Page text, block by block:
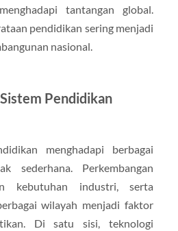
tantangan global.
pendidikan sering menjadi
nasional.
Pendidikan
menghadapi berbagai
sederhana. Perkembangan
kebutuhan industri, serta
wilayah menjadi faktor
Di satu sisi, teknologi